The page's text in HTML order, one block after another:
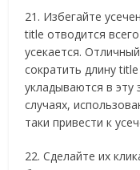
21. Избегайте
title отводится
усекается.
сократить длину
укладываются в эту
случаях,
таки привести к
22. Сделайте их